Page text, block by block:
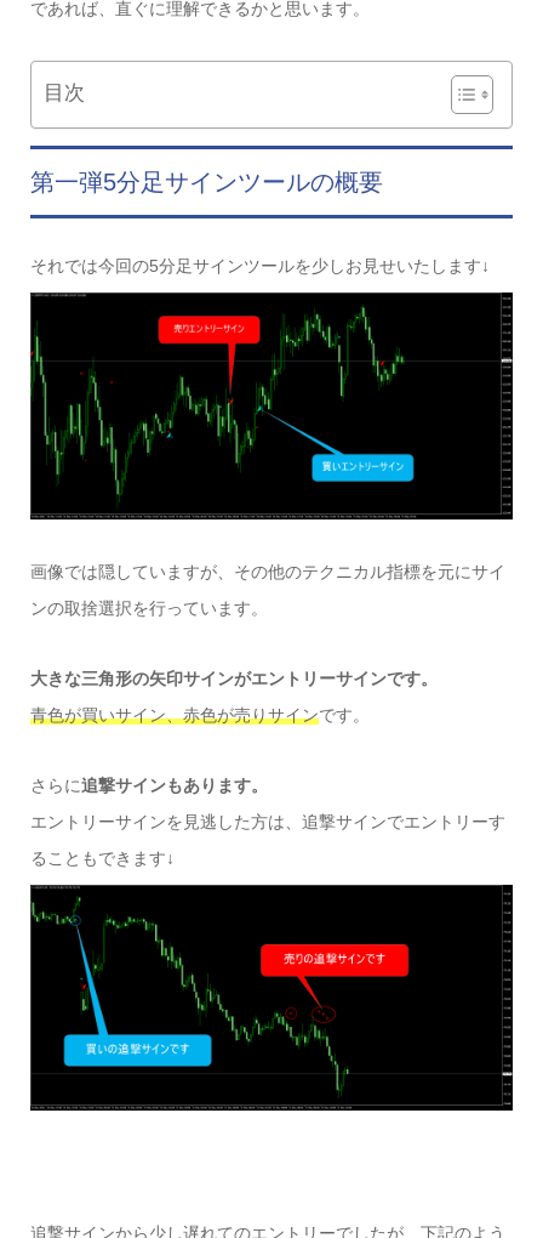
であれば、直ぐに理解できるかと思います。
目次
第一弾5分足サインツールの概要
それでは今回の5分足サインツールを少しお見せいたします↓
画像では隠していますが、その他のテクニカル指標を元にサイ
ンの取捨選択を行っています。
大きな三角形の矢印サインがエントリーサインです。
青色が買いサイン、赤色が売りサインです。
さらに追撃サインもあります。
エントリーサインを見逃した方は、追撃サインでエントリーす
ることもできます↓
追撃サインから少し遅れてのエントリーでしたが、下記のよう